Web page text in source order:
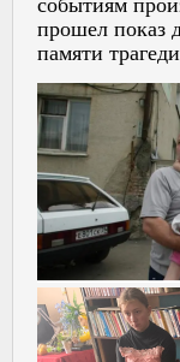
прошел показ
памяти